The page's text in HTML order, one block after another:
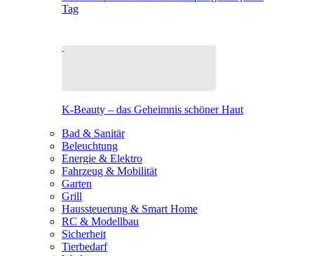
Tag
K-Beauty – das Geheimnis schöner Haut
Bad & Sanitär
Beleuchtung
Energie & Elektro
Fahrzeug & Mobilität
Garten
Grill
Haussteuerung & Smart Home
RC & Modellbau
Sicherheit
Tierbedarf